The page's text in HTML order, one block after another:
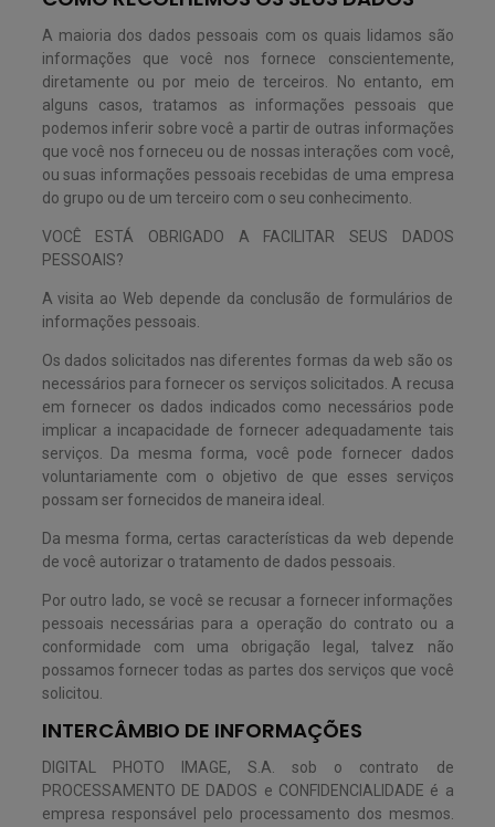
A maioria dos dados pessoais com os quais lidamos são
informações que você nos fornece conscientemente,
diretamente ou por meio de terceiros. No entanto, em
alguns casos, tratamos as informações pessoais que
podemos inferir sobre você a partir de outras informações
que você nos forneceu ou de nossas interações com você,
ou suas informações pessoais recebidas de uma empresa
do grupo ou de um terceiro com o seu conhecimento.
VOCÊ ESTÁ OBRIGADO A FACILITAR SEUS DADOS
PESSOAIS?
A visita ao Web depende da conclusão de formulários de
informações pessoais.
Os dados solicitados nas diferentes formas da web são os
necessários para fornecer os serviços solicitados. A recusa
em fornecer os dados indicados como necessários pode
implicar a incapacidade de fornecer adequadamente tais
serviços. Da mesma forma, você pode fornecer dados
voluntariamente com o objetivo de que esses serviços
possam ser fornecidos de maneira ideal.
Da mesma forma, certas características da web depende
de você autorizar o tratamento de dados pessoais.
Por outro lado, se você se recusar a fornecer informações
pessoais necessárias para a operação do contrato ou a
conformidade com uma obrigação legal, talvez não
possamos fornecer todas as partes dos serviços que você
solicitou.
INTERCÂMBIO DE INFORMAÇÕES
DIGITAL PHOTO IMAGE, S.A. sob o contrato de
PROCESSAMENTO DE DADOS e CONFIDENCIALIDADE é a
empresa responsável pelo processamento dos mesmos.